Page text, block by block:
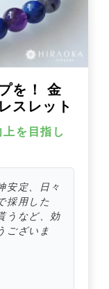
を！ 金
スレット
を目指し
安定、日々
採用した
うなど、効
ございま